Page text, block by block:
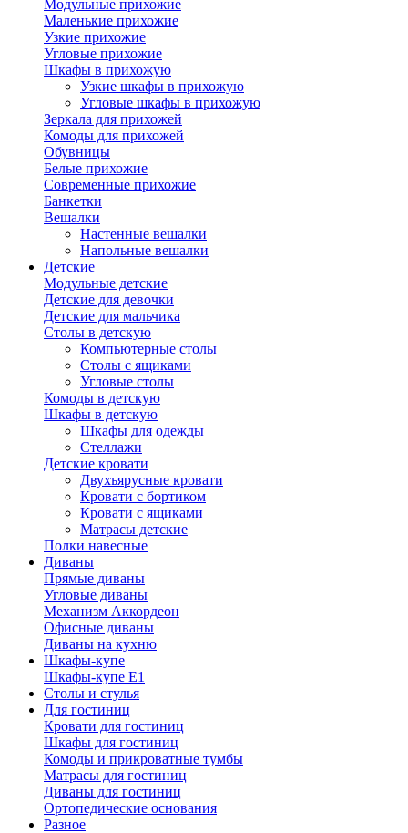
Модульные прихожие
Маленькие прихожие
Узкие прихожие
Угловые прихожие
Шкафы в прихожую
Узкие шкафы в прихожую
Угловые шкафы в прихожую
Зеркала для прихожей
Комоды для прихожей
Обувницы
Белые прихожие
Современные прихожие
Банкетки
Вешалки
Настенные вешалки
Напольные вешалки
Детские
Модульные детские
Детские для девочки
Детские для мальчика
Столы в детскую
Компьютерные столы
Столы с ящиками
Угловые столы
Комоды в детскую
Шкафы в детскую
Шкафы для одежды
Стеллажи
Детские кровати
Двухъярусные кровати
Кровати с бортиком
Кровати с ящиками
Матрасы детские
Полки навесные
Диваны
Прямые диваны
Угловые диваны
Механизм Аккордеон
Офисные диваны
Диваны на кухню
Шкафы-купе
Шкафы-купе Е1
Столы и стулья
Для гостиниц
Кровати для гостиниц
Шкафы для гостиниц
Комоды и прикроватные тумбы
Матрасы для гостиниц
Диваны для гостиниц
Ортопедические основания
Разное